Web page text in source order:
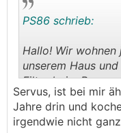
PS86 schrieb:
Hallo! Wir
unserem Haus
Filter beim Bora
Betriebsstunden
Filterwechsel
müsse einmal pro
Servus, ist bei mir
Jahre drin und
irgendwie nicht